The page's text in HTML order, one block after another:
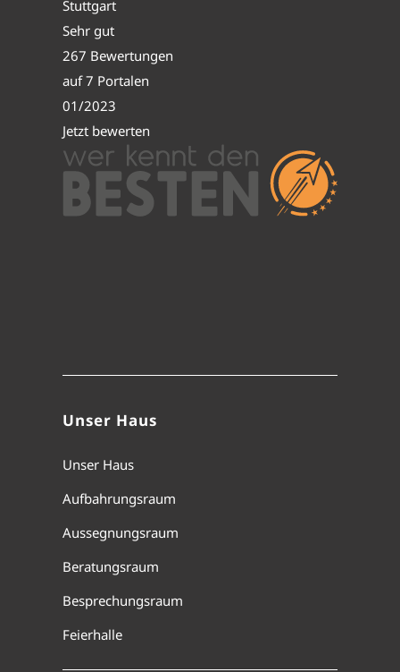
Stuttgart
Sehr gut
267 Bewertungen
auf 7 Portalen
01/2023
Jetzt bewerten
Unser Haus
Unser Haus
Aufbahrungsraum
Aussegnungsraum
Beratungsraum
Besprechungsraum
Feierhalle